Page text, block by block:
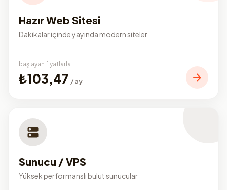
Hazır Web Sitesi
Dakikalar içinde yayında modern siteler
başlayan fiyatlarla
₺103,47 / ay
Sunucu / VPS
Yüksek performanslı bulut sunucular